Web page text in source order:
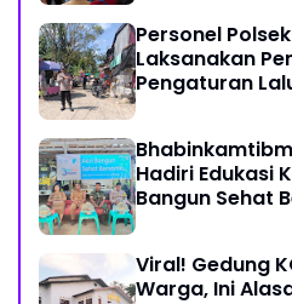
Personel
Laksanakan
Pengaturan
Hadiri Edukasi
Bangun Sehat
Viral! Gedung
Warga, Ini